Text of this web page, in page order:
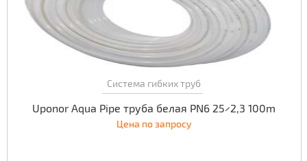
Система гибких труб
Uponor Aqua Pipe труба белая PN6 25×2,3 100m
Цена по запросу